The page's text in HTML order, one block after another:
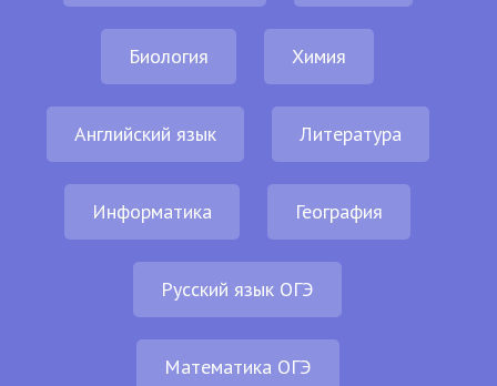
Биология Химия
Английский язык Литература
Информатика География
Русский язык ОГЭ
Математика ОГЭ